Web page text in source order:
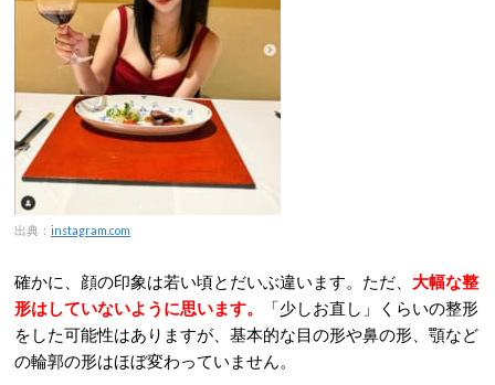
出典： instagram.com
確かに、顔の印象は若い頃とだいぶ違います。ただ、 大幅な整
形はしていないように思います。
「少しお直し」くらいの整形
をした可能性はありますが、基本的な目の形や鼻の形、顎など
の輪郭の形はほぼ変わっていません。